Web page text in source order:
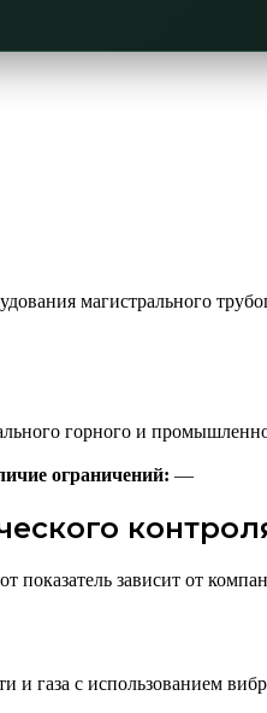
магистрального
горного и
ограничений: —
показатель зависит от
и газа с использованием